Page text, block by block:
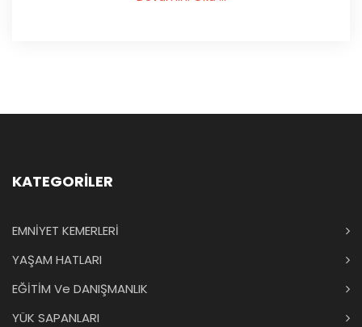
KATEGORİLER
EMNİYET KEMERLERİ
YAŞAM HATLARI
EĞİTİM Ve DANIŞMANLIK
YÜK SAPANLARI